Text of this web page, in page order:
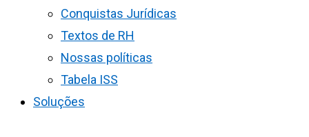
Conquistas Jurídicas
Textos de RH
Nossas políticas
Tabela ISS
Soluções